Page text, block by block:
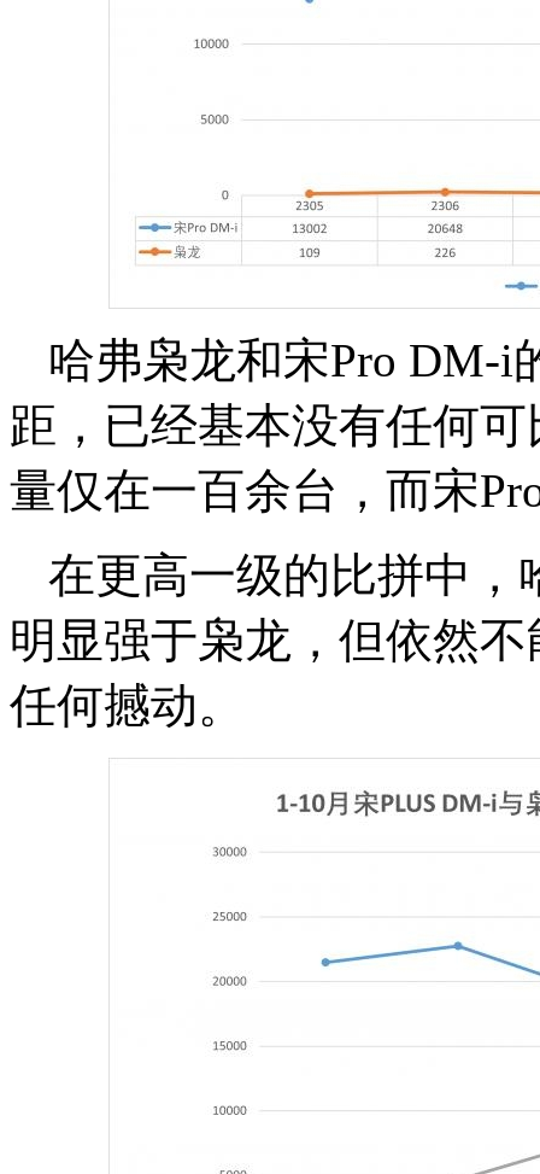
哈弗枭龙和宋Pro DM-i
距，已经基本没有任何
量仅在一百余台，而宋
在更高一级的比拼中
明显强于枭龙，但依然
任何撼动。